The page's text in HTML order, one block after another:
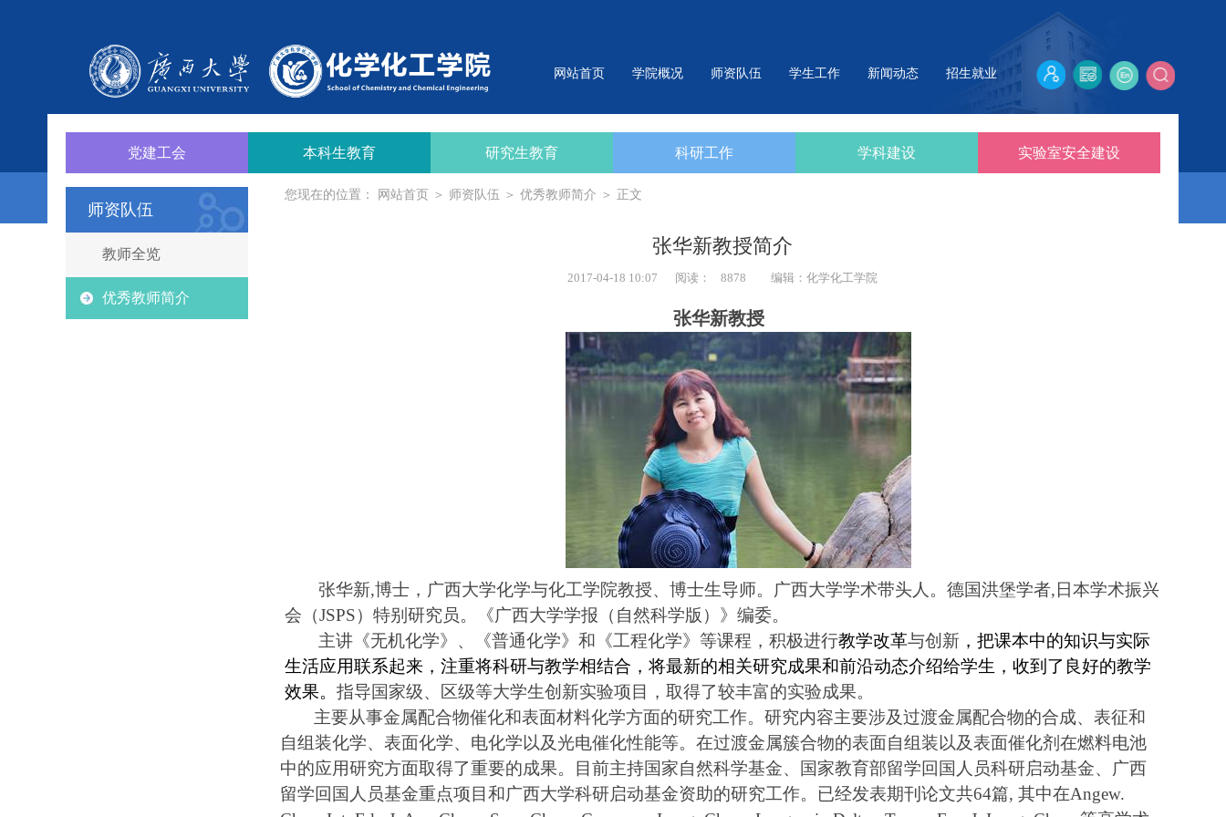
网站首页 学院概况 师资队伍 学生工作 新闻动态 招生就业
党建工会 本科生教育 研究生教育 科研工作 学科建设 实验室安全建设
师资队伍
教师全览
优秀教师简介
您现在的位置： 网站首页 ＞ 师资队伍 ＞ 优秀教师简介 ＞ 正文
张华新教授简介
2017-04-18 10:07 阅读： 8878 编辑：化学化工学院
张华新教授
张华新,博士，广西大学化学与化工学院教授、博士生导师。广西大学学术带头人。德国洪堡学者, 日本学术振兴
会（JSPS）特别研究员。《广西大学学报 （自然科学版）》 编委。
主讲《无机化学》、《普通化学》和《工程化学》等课程，积极进行教学改革与创新 ， 把课本中的知识与实际
生活应用联系起来， 注重将科研与教学相结合，将最新的相关研究成果和前沿动态介绍给学生，收到了良好的教学
效果。 指导国家级、区级等大学生创新实验项目，取得了较丰富的实验成果。
主要从事金属配合物催化和表面材料化学方面的研究工作。研究内容主要涉及过渡金属配合物的合成、表征和
自组装化学、表面化学、电化学以及光电催化性能等。在过渡金属簇合物的表面自组装以及表面催化剂在燃料电池
中的应用研究方面取得了重要的成果。
目前主持国家自然科学基金、 国家教育部留学回国人员科研启动基金、 广西
留学回国人员基金重点项目和广西大学科研启动基金资助的研究工作。已经发表期刊论文共64篇, 其中在Angew.